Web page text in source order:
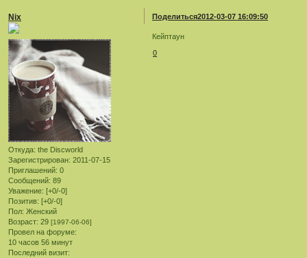
Поделиться2012-03-07 16:09:50
Nix
Откуда: the Discworld
Зарегистрирован: 2011-07-15
Приглашений: 0
Сообщений: 89
Уважение: [+0/-0]
Позитив: [+0/-0]
Пол: Женский
Возраст: 29 [1997-06-06]
Провел на форуме:
10 часов 56 минут
Последний визит:
Кейптаун
0